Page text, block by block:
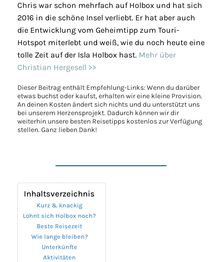
Chris war schon mehrfach auf Holbox und hat sich
2016 in die schöne Insel verliebt. Er hat aber auch
die Entwicklung vom Geheimtipp zum Touri-
Hotspot miterlebt und weiß, wie du noch heute eine
tolle Zeit auf der Isla Holbox hast. Mehr über
Christian Hergesell >>
Dieser Beitrag enthält Empfehlung-Links: Wenn du darüber
etwas buchst oder kaufst, erhalten wir eine kleine Provision.
An deinen Kosten ändert sich nichts und du unterstützt uns
bei unserem Herzensprojekt. Dadurch können wir dir
weiterhin unsere besten Reisetipps kostenlos zur Verfügung
stellen. Ganz lieben Dank!
Inhaltsverzeichnis
Kurz & knackig
Lohnt sich Holbox noch?
Beste Reisezeit
Wie lange bleiben?
Unterkünfte
Aktivitäten